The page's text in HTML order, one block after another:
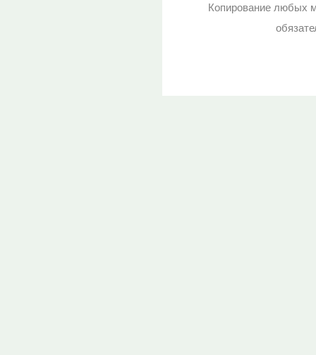
Копирование любых